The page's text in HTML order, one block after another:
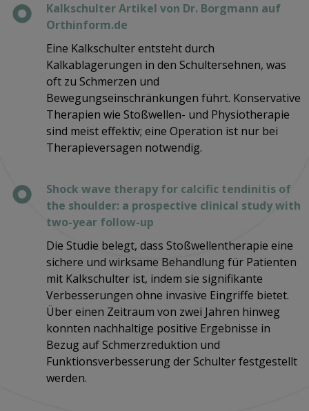
Kalkschulter Artikel von Dr. Borgmann auf
Orthinform.de
Eine Kalkschulter entsteht durch
Kalkablagerungen in den Schultersehnen, was
oft zu Schmerzen und
Bewegungseinschränkungen führt. Konservative
Therapien wie Stoßwellen- und Physiotherapie
sind meist effektiv; eine Operation ist nur bei
Therapieversagen notwendig.
Shock wave therapy for calcific tendinitis of
the shoulder: a prospective clinical study with
two-year follow-up
Die Studie belegt, dass Stoßwellentherapie eine
sichere und wirksame Behandlung für Patienten
mit Kalkschulter ist, indem sie signifikante
Verbesserungen ohne invasive Eingriffe bietet.
Über einen Zeitraum von zwei Jahren hinweg
konnten nachhaltige positive Ergebnisse in
Bezug auf Schmerzreduktion und
Funktionsverbesserung der Schulter festgestellt
werden​​.